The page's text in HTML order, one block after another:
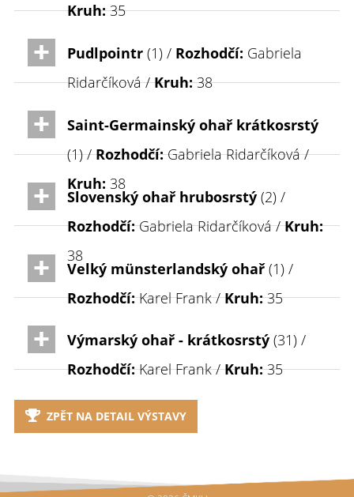
Kruh:35
Pudlpointr (1) / Rozhodčí: Gabriela
Ridarčíková /Kruh:38
Saint-Germainský ohař krátkosrstý
(1) /Rozhodčí:Gabriela Ridarčíková /
Kruh: 38
Slovenský ohař hrubosrstý (2) /
Rozhodčí:Gabriela Ridarčíková /Kruh:
38
Velký münsterlandský ohař(1) /
Rozhodčí:Karel Frank /Kruh:35
Výmarský ohař - krátkosrstý (31) /
Rozhodčí:Karel Frank /Kruh:35
ZPĚT NA DETAIL VÝSTAVY